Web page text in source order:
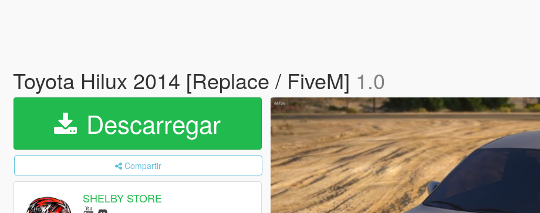
Toyota Hilux 2014 [Replace / FiveM] 1.0
Descarregar
Compartir
SHELBY STORE